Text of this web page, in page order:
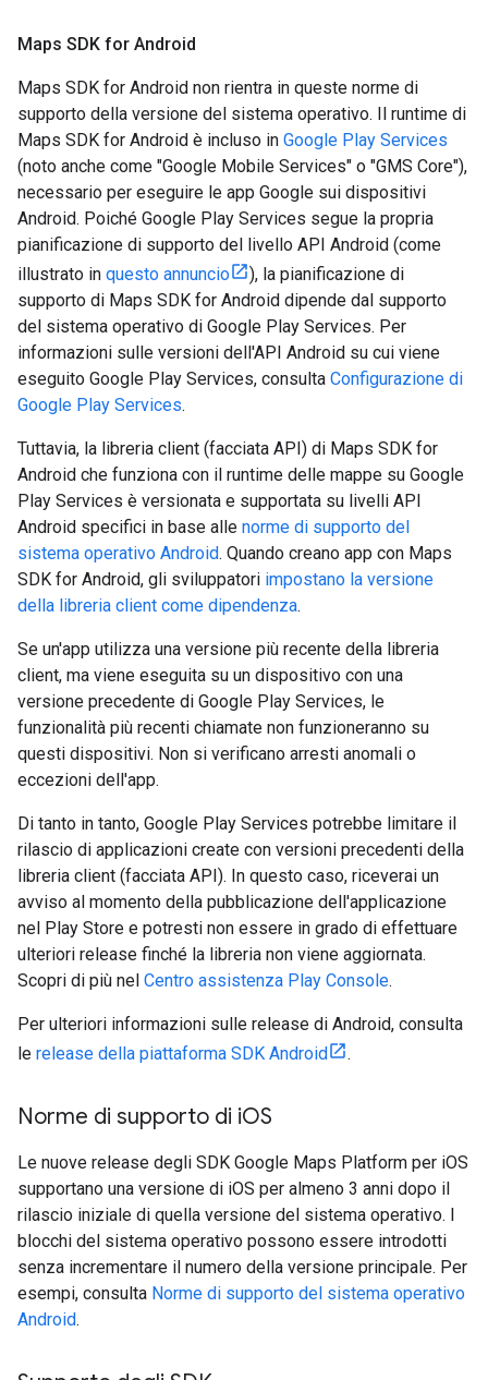
Maps SDK for Android
Maps SDK for Android non rientra in queste norme di
supporto della versione del sistema operativo. Il runtime di
Maps SDK for Android è incluso in Google Play Services
(noto anche come "Google Mobile Services" o "GMS Core"),
necessario per eseguire le app Google sui dispositivi
Android. Poiché Google Play Services segue la propria
pianificazione di supporto del livello API Android (come
illustrato in questo annuncio
), la pianificazione di
supporto di Maps SDK for Android dipende dal supporto
del sistema operativo di Google Play Services. Per
informazioni sulle versioni dell'API Android su cui viene
eseguito Google Play Services, consulta Configurazione di
Google Play Services.
Tuttavia, la libreria client (facciata API) di Maps SDK for
Android che funziona con il runtime delle mappe su Google
Play Services è versionata e supportata su livelli API
Android specifici in base alle norme di supporto del
sistema operativo Android. Quando creano app con Maps
SDK for Android, gli sviluppatori impostano la versione
della libreria client come dipendenza.
Se un'app utilizza una versione più recente della libreria
client, ma viene eseguita su un dispositivo con una
versione precedente di Google Play Services, le
funzionalità più recenti chiamate non funzioneranno su
questi dispositivi. Non si verificano arresti anomali o
eccezioni dell'app.
Di tanto in tanto, Google Play Services potrebbe limitare il
rilascio di applicazioni create con versioni precedenti della
libreria client (facciata API). In questo caso, riceverai un
avviso al momento della pubblicazione dell'applicazione
nel Play Store e potresti non essere in grado di effettuare
ulteriori release finché la libreria non viene aggiornata.
Scopri di più nel Centro assistenza Play Console.
Per ulteriori informazioni sulle release di Android, consulta
le release della piattaforma SDK Android .
Norme di supporto di iOS
Le nuove release degli SDK Google Maps Platform per iOS
supportano una versione di iOS per almeno 3 anni dopo il
rilascio iniziale di quella versione del sistema operativo. I
blocchi del sistema operativo possono essere introdotti
senza incrementare il numero della versione principale. Per
esempi, consulta Norme di supporto del sistema operativo
Android.